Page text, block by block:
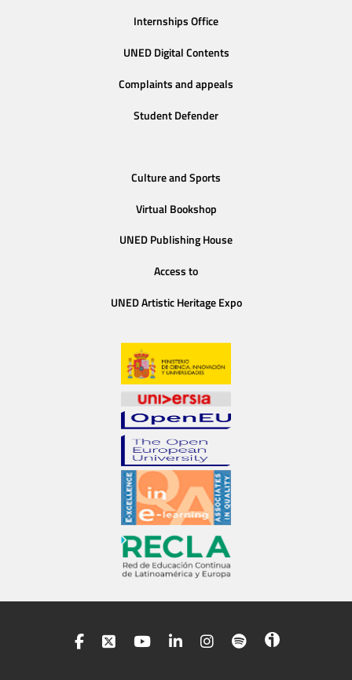
Internships Office
UNED Digital Contents
Complaints and appeals
Student Defender
Culture and Sports
Virtual Bookshop
UNED Publishing House
Access to
UNED Artistic Heritage Expo